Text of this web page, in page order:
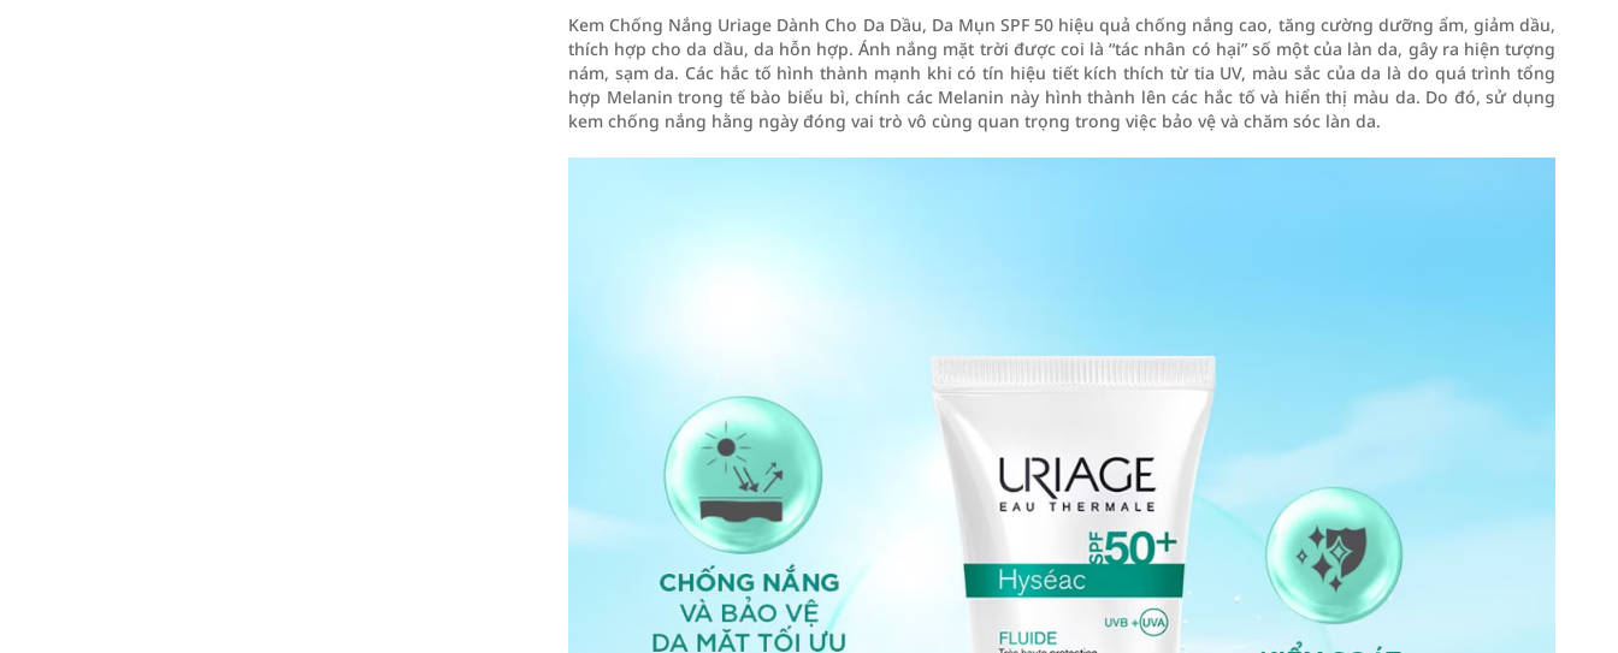
Kem Chống Nắng Uriage Dành Cho Da Dầu, Da Mụn SPF 50 hiệu quả chống nắng cao, tăng cường dưỡng ẩm, giảm dầu,
thích hợp cho da dầu, da hỗn hợp. Ánh nắng mặt trời được coi là “tác nhân có hại” số một của làn da, gây ra hiện tượng
nám, sạm da. Các hắc tố hình thành mạnh khi có tín hiệu tiết kích thích từ tia UV, màu sắc của da là do quá trình tổng
hợp Melanin trong tế bào biểu bì, chính các Melanin này hình thành lên các hắc tố và hiển thị màu da. Do đó, sử dụng
kem chống nắng hằng ngày đóng vai trò vô cùng quan trọng trong việc bảo vệ và chăm sóc làn da.